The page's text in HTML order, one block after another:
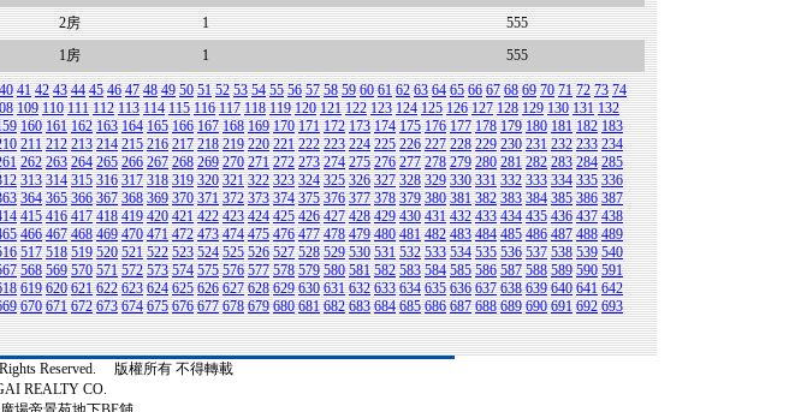
2房 1
555
1房 1 555
40 41 42 43 44 45 46 47 48 49 50 51 52 53 54 55 56 57 58 59 60 61 62 63 64 65 66 67 68 69 70 71 72 73 74
109 110 111 112 113 114 115 116 117 118 119 120 121 122 123 124 125 126 127 128 129 130 131 132
160 161 162 163 164 165 166 167 168 169 170 171 172 173 174 175 176 177 178 179 180 181 182 183
211 212 213 214 215 216 217 218 219 220 221 222 223 224 225 226 227 228 229 230 231 232 233 234
262 263 264 265 266 267 268 269 270 271 272 273 274 275 276 277 278 279 280 281 282 283 284 285
313 314 315 316 317 318 319 320 321 322 323 324 325 326 327 328 329 330 331 332 333 334 335 336
364 365 366 367 368 369 370 371 372 373 374 375 376 377 378 379 380 381 382 383 384 385 386 387
415 416 417 418 419 420 421 422 423 424 425 426 427 428 429 430 431 432 433 434 435 436 437 438
466 467 468 469 470 471 472 473 474 475 476 477 478 479 480 481 482 483 484 485 486 487 488 489
517 518 519 520 521 522 523 524 525 526 527 528 529 530 531 532 533 534 535 536 537 538 539 540
568 569 570 571 572 573 574 575 576 577 578 579 580 581 582 583 584 585 586 587 588 589 590 591
619 620 621 622 623 624 625 626 627 628 629 630 631 632 633 634 635 636 637 638 639 640 641 642
670 671 672 673 674 675 676 677 678 679 680 681 682 683 684 685 686 687 688 689 690 691 692 693
Reserved. 版權所有 不得轉載
REALTY CO.